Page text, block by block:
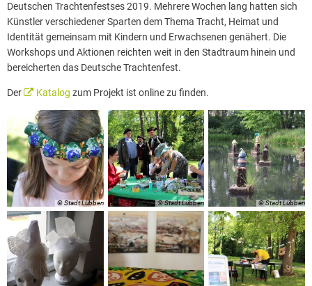
Deutschen Trachtenfestses 2019. Mehrere Wochen lang hatten sich
Künstler verschiedener Sparten dem Thema Tracht, Heimat und
Identität gemeinsam mit Kindern und Erwachsenen genähert. Die
Workshops und Aktionen reichten weit in den Stadtraum hinein und
bereicherten das Deutsche Trachtenfest.
Der Katalog zum Projekt ist online zu finden.
© Stadt Lübben © Stadt Lübben © Stadt Lübben